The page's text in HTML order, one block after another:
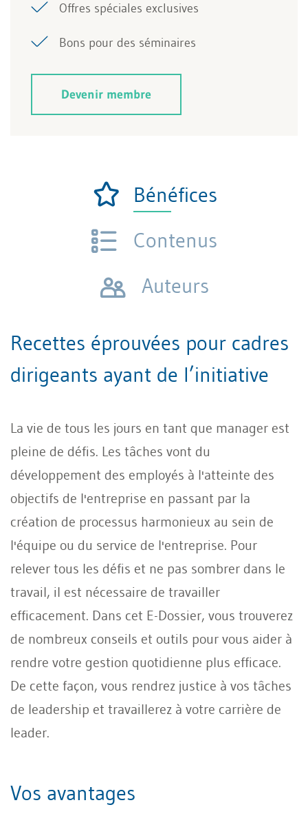
Offres spéciales exclusives
Bons pour des séminaires
Devenir membre
Bénéfices
Contenus
Auteurs
Recettes éprouvées pour cadres
dirigeants ayant de l’initiative
La vie de tous les jours en tant que manager est
pleine de défis. Les tâches vont du
développement des employés à l'atteinte des
objectifs de l'entreprise en passant par la
création de processus harmonieux au sein de
l'équipe ou du service de l'entreprise. Pour
relever tous les défis et ne pas sombrer dans le
travail, il est nécessaire de travailler
efficacement. Dans cet E-Dossier, vous trouverez
de nombreux conseils et outils pour vous aider à
rendre votre gestion quotidienne plus efficace.
De cette façon, vous rendrez justice à vos tâches
de leadership et travaillerez à votre carrière de
leader.
Vos avantages